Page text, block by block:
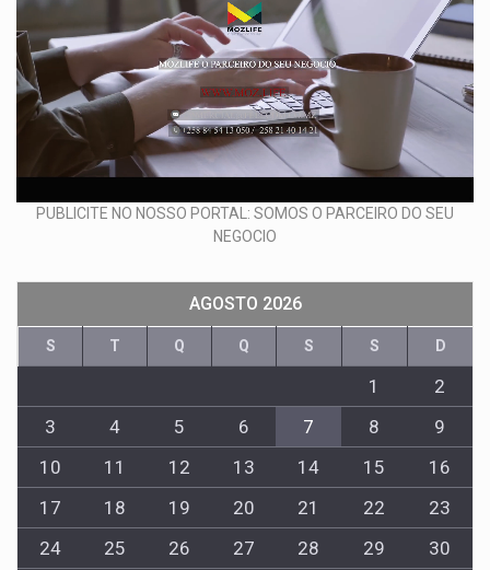
PUBLICITE NO NOSSO PORTAL: SOMOS O PARCEIRO DO SEU
NEGOCIO
AGOSTO 2026
S T Q Q S S D
1
2
3
4 5 6 7 8
9
10
11 12 13 14 15
16
17
18 19 20 21 22
23
24
25 26 27 28 29
30